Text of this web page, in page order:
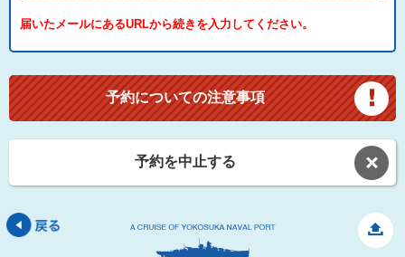
届いたメールにあるURLから続きを入力してください。
予約についての注意事項
予約を中止する